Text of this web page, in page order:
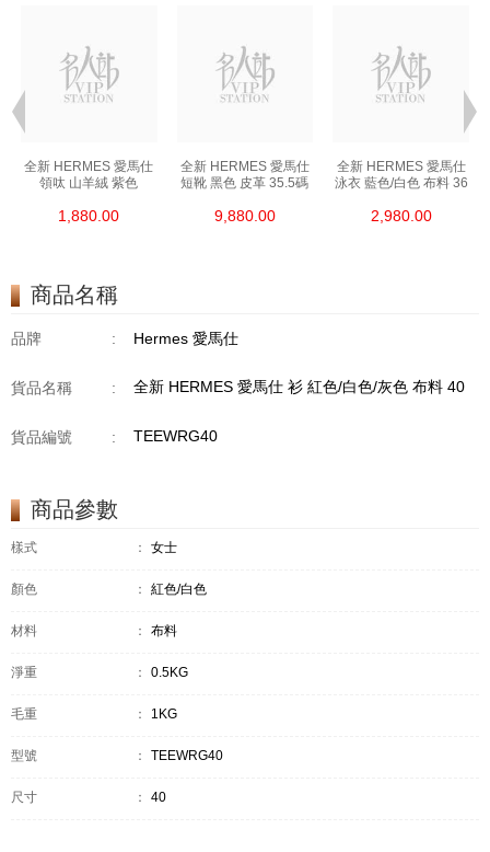
全新 HERMES 愛馬仕
領呔 山羊絨 紫色
1,880.00
全新 HERMES 愛馬仕
短靴 黑色 皮革 35.5碼
9,880.00
全新 HERMES 愛馬仕
泳衣 藍色/白色 布料 36
2,980.00
商品名稱
品牌 : Hermes 愛馬仕
貨品名稱 : 全新 HERMES 愛馬仕 衫 紅色/白色/灰色 布料 40
貨品編號 : TEEWRG40
商品參數
樣式 ： 女士
顏色 ： 紅色/白色
材料 ： 布料
淨重 ： 0.5KG
毛重 ： 1KG
型號 ： TEEWRG40
尺寸 ： 40